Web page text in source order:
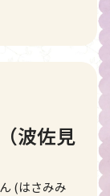
波佐見
(はさみみ